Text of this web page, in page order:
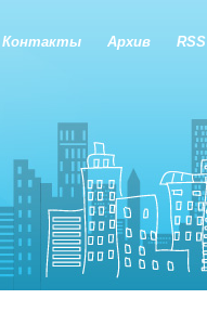
Контакты Архив RSS